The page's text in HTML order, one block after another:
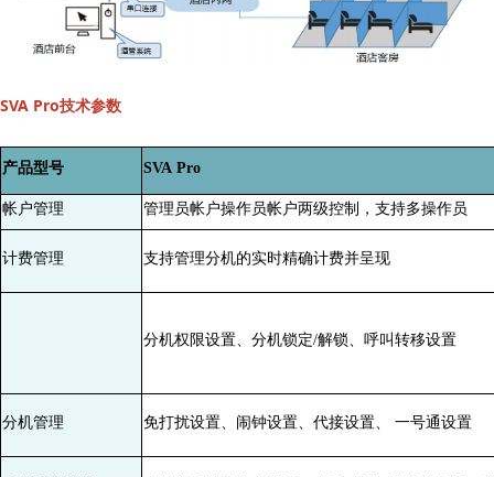
SVA Pro技术参数
产品型号 SVA Pro
帐户管理 管理员帐户操作员帐户两级控制，支持多操作员
计费管理 支持管理分机的实时精确计费并呈现
分机权限设置、分机锁定/解锁、呼叫转移设置
分机管理 免打扰设置、闹钟设置、代接设置、 一号通设置